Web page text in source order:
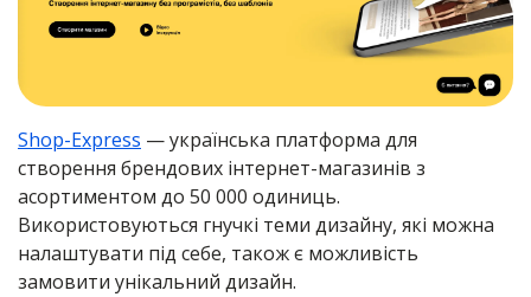
Shop-Express — українська платформа для
створення брендових інтернет-магазинів з
асортиментом до 50 000 одиниць.
Використовуються гнучкі теми дизайну, які можна
налаштувати під себе, також є можливість
замовити унікальний дизайн.